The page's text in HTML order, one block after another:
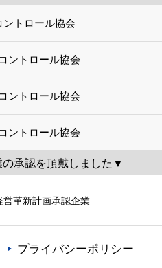
ントロール協会
ントロール協会
ントロール協会
ントロール協会
承認を頂戴しました▼
営革新計画承認企業
プライバシーポリシー